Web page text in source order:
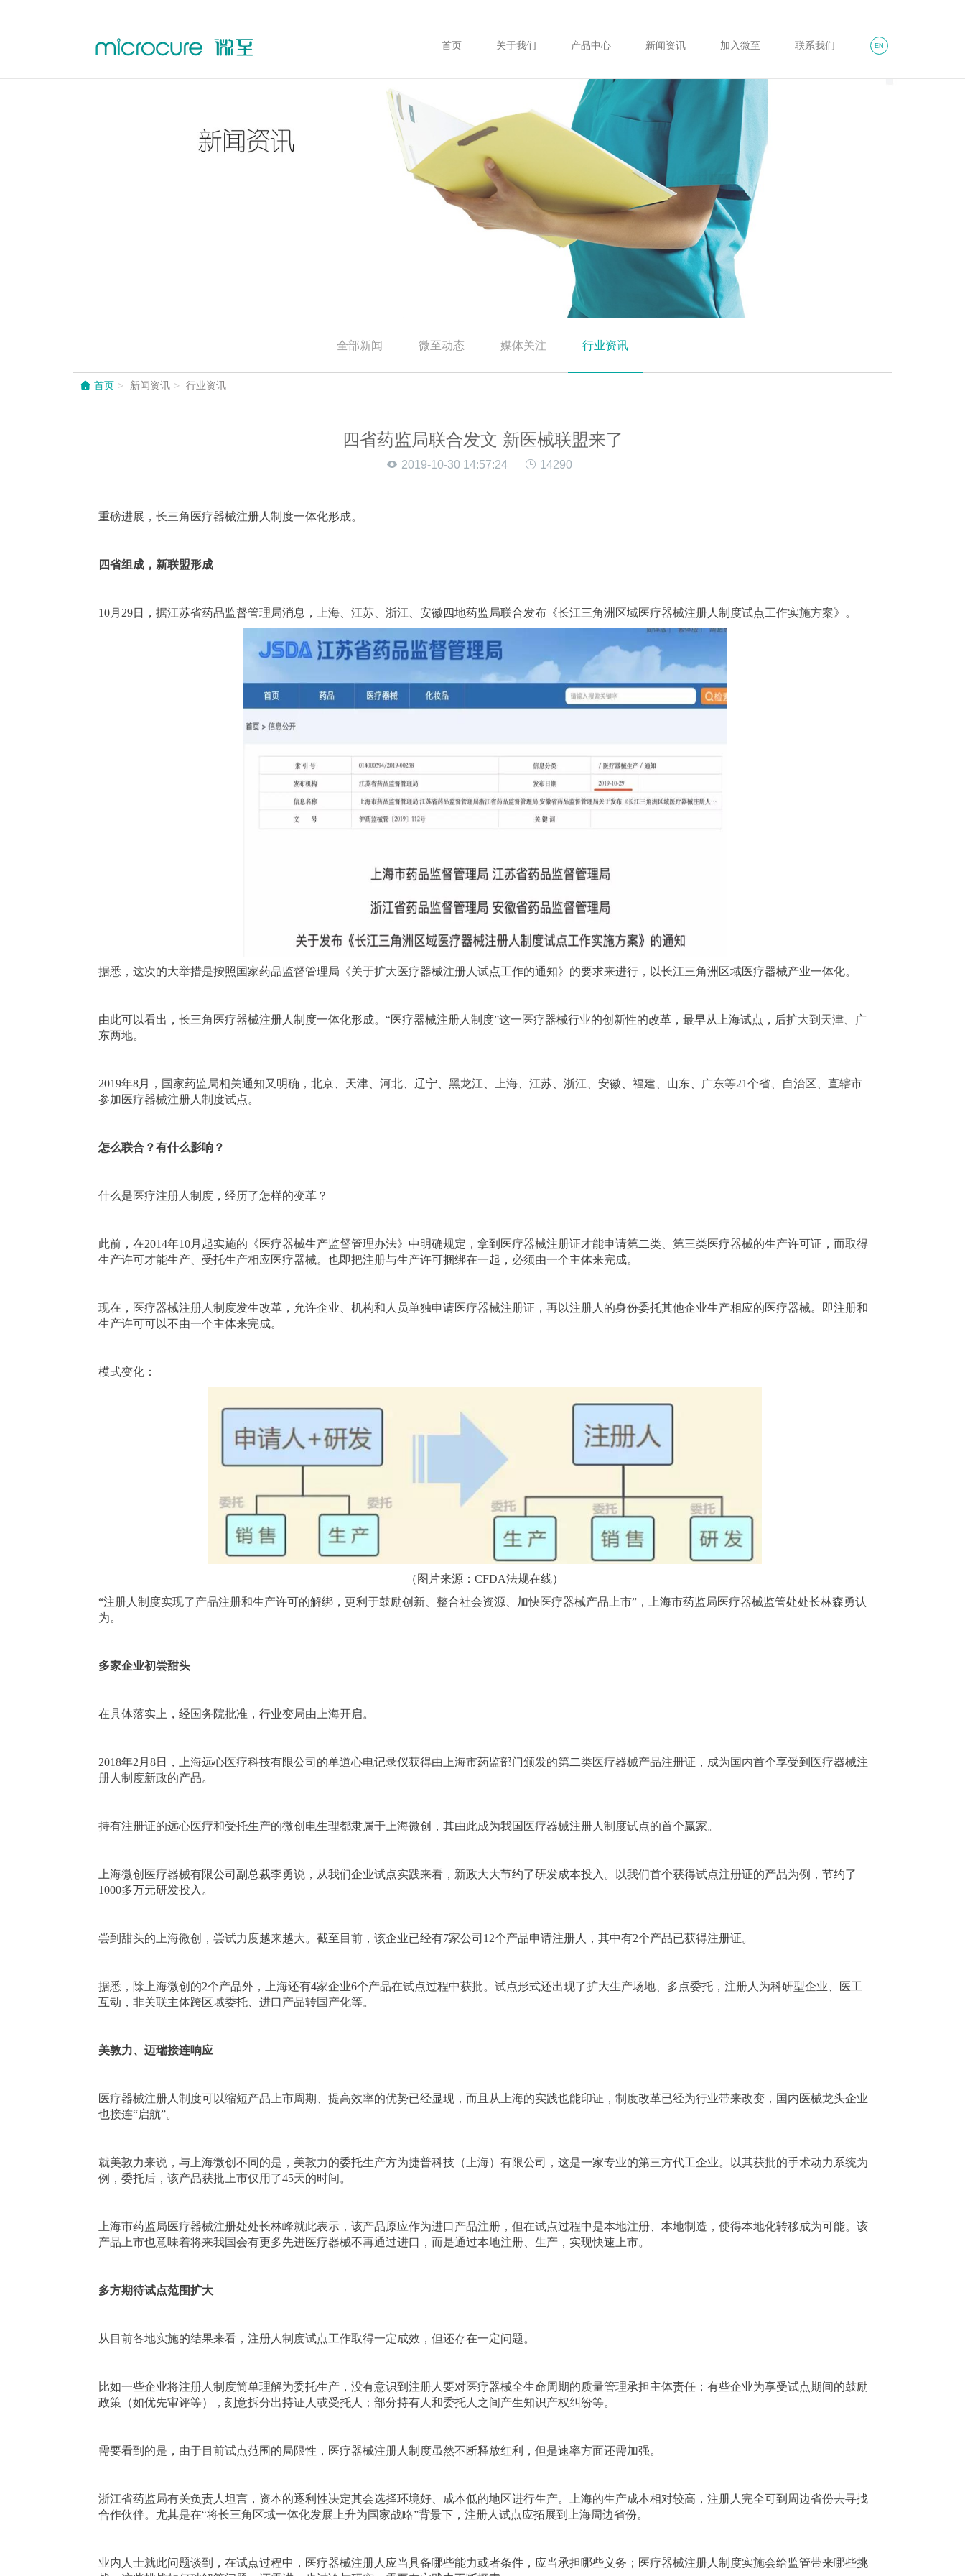
EN
首页 关于我们 产品中心 新闻资讯 加入微至 联系我们
全部新闻 微至动态 媒体关注 行业资讯
首页 新闻资讯 行业资讯
四省药监局联合发文 新医械联盟来了
2019-10-30 14:57:24 14290
重磅进展，长三角医疗器械注册人制度一体化形成。
四省组成，新联盟形成
10月29日，据江苏省药品监督管理局消息，上海、江苏、浙江、安徽四地药监局联合发布《长江三角洲区域医疗器械注册人制度试点工作实施方案》。
据悉，这次的大举措是按照国家药品监督管理局《关于扩大医疗器械注册人试点工作的通知》的要求来进行，以长江三角洲区域医疗器械产业一体化。
由此可以看出，长三角医疗器械注册人制度一体化形成。“医疗器械注册人制度”这一医疗器械行业的创新性的改革，最早从上海试点，后扩大到天津、广
东两地。
2019年8月，国家药监局相关通知又明确，北京、天津、河北、辽宁、黑龙江、上海、江苏、浙江、安徽、福建、山东、广东等21个省、自治区、直辖市
参加医疗器械注册人制度试点。
怎么联合？有什么影响？
什么是医疗注册人制度，经历了怎样的变革？
此前，在2014年10月起实施的《医疗器械生产监督管理办法》中明确规定，拿到医疗器械注册证才能申请第二类、第三类医疗器械的生产许可证，而取得
生产许可才能生产、受托生产相应医疗器械。也即把注册与生产许可捆绑在一起，必须由一个主体来完成。
现在，医疗器械注册人制度发生改革，允许企业、机构和人员单独申请医疗器械注册证，再以注册人的身份委托其他企业生产相应的医疗器械。即注册和
生产许可可以不由一个主体来完成。
模式变化：
（图片来源：CFDA法规在线）
“注册人制度实现了产品注册和生产许可的解绑，更利于鼓励创新、整合社会资源、加快医疗器械产品上市”，上海市药监局医疗器械监管处处长林森勇认
为。
多家企业初尝甜头
在具体落实上，经国务院批准，行业变局由上海开启。
2018年2月8日，上海远心医疗科技有限公司的单道心电记录仪获得由上海市药监部门颁发的第二类医疗器械产品注册证，成为国内首个享受到医疗器械注
册人制度新政的产品。
持有注册证的远心医疗和受托生产的微创电生理都隶属于上海微创，其由此成为我国医疗器械注册人制度试点的首个赢家。
上海微创医疗器械有限公司副总裁李勇说，从我们企业试点实践来看，新政大大节约了研发成本投入。以我们首个获得试点注册证的产品为例，节约了
1000多万元研发投入。
尝到甜头的上海微创，尝试力度越来越大。截至目前，该企业已经有7家公司12个产品申请注册人，其中有2个产品已获得注册证。
据悉，除上海微创的2个产品外，上海还有4家企业6个产品在试点过程中获批。试点形式还出现了扩大生产场地、多点委托，注册人为科研型企业、医工
互动，非关联主体跨区域委托、进口产品转国产化等。
美敦力、迈瑞接连响应
医疗器械注册人制度可以缩短产品上市周期、提高效率的优势已经显现，而且从上海的实践也能印证，制度改革已经为行业带来改变，国内医械龙头企业
也接连“启航”。
就美敦力来说，与上海微创不同的是，美敦力的委托生产方为捷普科技（上海）有限公司，这是一家专业的第三方代工企业。以其获批的手术动力系统为
例，委托后，该产品获批上市仅用了45天的时间。
上海市药监局医疗器械注册处处长林峰就此表示，该产品原应作为进口产品注册，但在试点过程中是本地注册、本地制造，使得本地化转移成为可能。该
产品上市也意味着将来我国会有更多先进医疗器械不再通过进口，而是通过本地注册、生产，实现快速上市。
多方期待试点范围扩大
从目前各地实施的结果来看，注册人制度试点工作取得一定成效，但还存在一定问题。
比如一些企业将注册人制度简单理解为委托生产，没有意识到注册人要对医疗器械全生命周期的质量管理承担主体责任；有些企业为享受试点期间的鼓励
政策（如优先审评等），刻意拆分出持证人或受托人；部分持有人和委托人之间产生知识产权纠纷等。
需要看到的是，由于目前试点范围的局限性，医疗器械注册人制度虽然不断释放红利，但是速率方面还需加强。
浙江省药监局有关负责人坦言，资本的逐利性决定其会选择环境好、成本低的地区进行生产。上海的生产成本相对较高，注册人完全可到周边省份去寻找
合作伙伴。尤其是在“将长三角区域一体化发展上升为国家战略”背景下，注册人试点应拓展到上海周边省份。
业内人士就此问题谈到，在试点过程中，医疗器械注册人应当具备哪些能力或者条件，应当承担哪些义务；医疗器械注册人制度实施会给监管带来哪些挑